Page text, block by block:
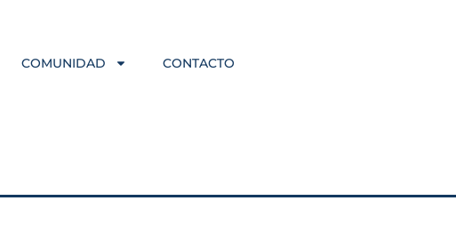
COMUNIDAD CONTACTO